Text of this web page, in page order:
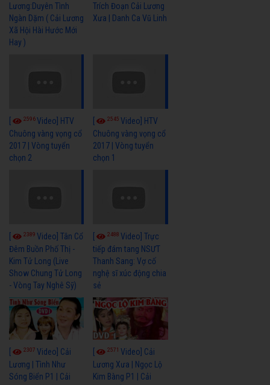
Lương:Duyên Tình
Ngàn Dặm ( Cải Lương
Xã Hội Hài Hước Mới
Hay )
Trích Đoạn Cải Lương
Xưa | Danh Ca Vũ Linh
2596Video] HTV
Chuông vàng vọng cổ
2017 | Vòng tuyển
chọn 2
2545Video] HTV
Chuông vàng vọng cổ
2017 | Vòng tuyển
chọn 1
2389 Video] Tân Cổ
Đêm Buồn Phố Thị -
Kim Tử Long (Live
Show Chung Tử Long
- Vòng Tay Nghê Sỹ)
2488Video] Trực
tiếp đám tang NSƯT
Thanh Sang: Vợ cố
nghệ sĩ xúc động chia
sẻ
2307 Video] Cải
Lương | Tình Như
Sóng Biển P1 | Cải
2571Video] Cải
Lương Xưa | Ngọc Lộ
Kim Bàng P1 | Cải